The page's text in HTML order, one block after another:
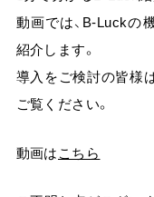
お客様の声
需要予測×最適
動画では、B-Luckの
紹介します。
導入をご検討の皆様
ご覧ください。
動画は こちら